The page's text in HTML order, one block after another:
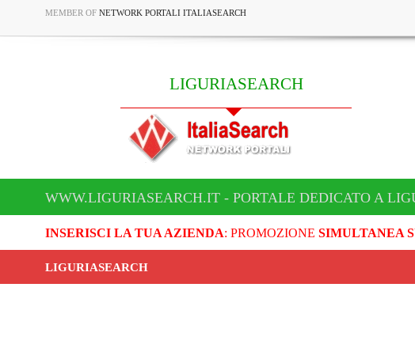
MEMBER OF NETWORK PORTALI ITALIASEARCH
LIGURIASEARCH
WWW.LIGURIASEARCH.IT - PORTALE DEDICATO A
INSERISCI LA TUA AZIENDA: PROMOZIONE SIMULTANEA
LIGURIASEARCH